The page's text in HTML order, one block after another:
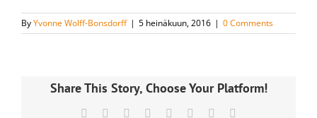
ByYvonne Wolff-Bonsdorff | 5 heinäkuun, 2016 | 0 Comments
Share This Story, Choose Your Platform!
Facebook Reddit LinkedIn
TumblrPinterest